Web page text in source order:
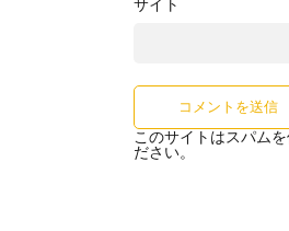
サイト
このサイトはスパム
ださい。